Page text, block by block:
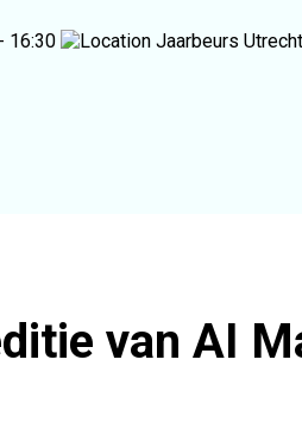
16:30 Jaarbeurs Utrecht
van AI